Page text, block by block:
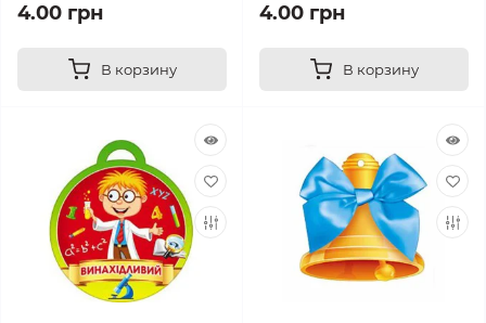
4.00 грн
В корзину
4.00 грн
В корзину